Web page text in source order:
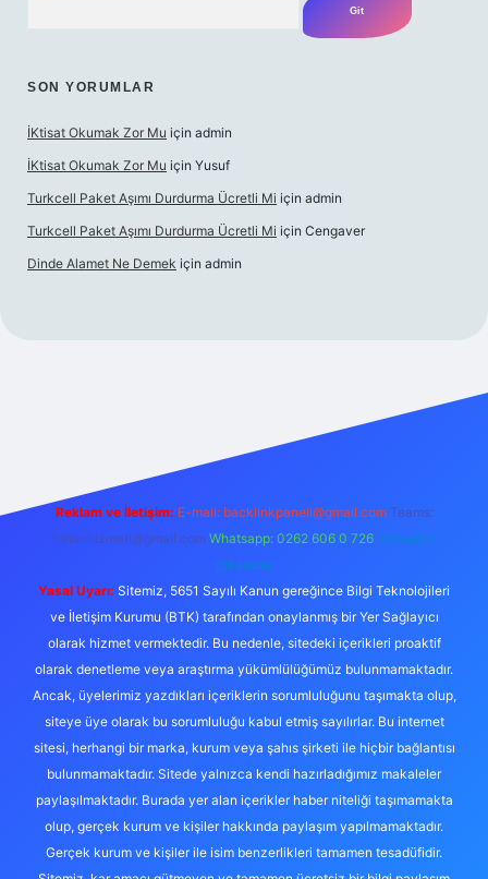
SON YORUMLAR
İKtisat Okumak Zor Mu için admin
İKtisat Okumak Zor Mu için Yusuf
Turkcell Paket Aşımı Durdurma Ücretli Mi için admin
Turkcell Paket Aşımı Durdurma Ücretli Mi için Cengaver
Dinde Alamet Ne Demek için admin
Reklam ve İletişim: E-mail: backlinkpaneli@gmail.com Teams:
forumhizmeti@gmail.com Whatsapp: 0262 606 0 726 Telegram:
@karabul
Yasal Uyarı: Sitemiz, 5651 Sayılı Kanun gereğince Bilgi Teknolojileri
ve İletişim Kurumu (BTK) tarafından onaylanmış bir Yer Sağlayıcı
olarak hizmet vermektedir. Bu nedenle, sitedeki içerikleri proaktif
olarak denetleme veya araştırma yükümlülüğümüz bulunmamaktadır.
Ancak, üyelerimiz yazdıkları içeriklerin sorumluluğunu taşımakta olup,
siteye üye olarak bu sorumluluğu kabul etmiş sayılırlar. Bu internet
sitesi, herhangi bir marka, kurum veya şahıs şirketi ile hiçbir bağlantısı
bulunmamaktadır. Sitede yalnızca kendi hazırladığımız makaleler
paylaşılmaktadır. Burada yer alan içerikler haber niteliği taşımamakta
olup, gerçek kurum ve kişiler hakkında paylaşım yapılmamaktadır.
Gerçek kurum ve kişiler ile isim benzerlikleri tamamen tesadüfidir.